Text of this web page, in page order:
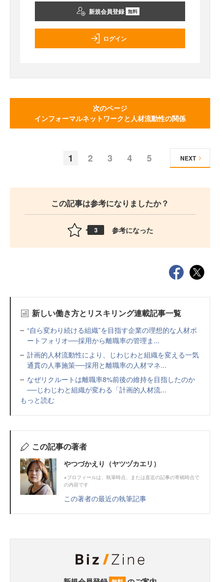
新規会員登録 無料
ログイン
次のページ
インフォーマルネットワークと人材流動性の関係
1 2 3 4 5 NEXT
この記事は参考になりましたか？
3 参考になった
新しい働き方とリスキリング連載記事一覧
“自ら変わり続ける組織”を目指す企業の理想的な人材ポ
ートフォリオ──採用から離職率の管理ま...
計画的人材流動性により、じわじわと組織を変える一気
通貫の人事施策──採用と離職率の人材マネ...
なぜリクルートは離職率8%前後の維持を目指したのか
──じわじわと組織が変わる「計画的人材流...
もっと読む
この記事の著者
やつづかえり（ヤツヅカエリ）
※プロフィールは、執筆時点、または直近の記事の寄稿時点で
の内容です
この著者の最近の執筆記事